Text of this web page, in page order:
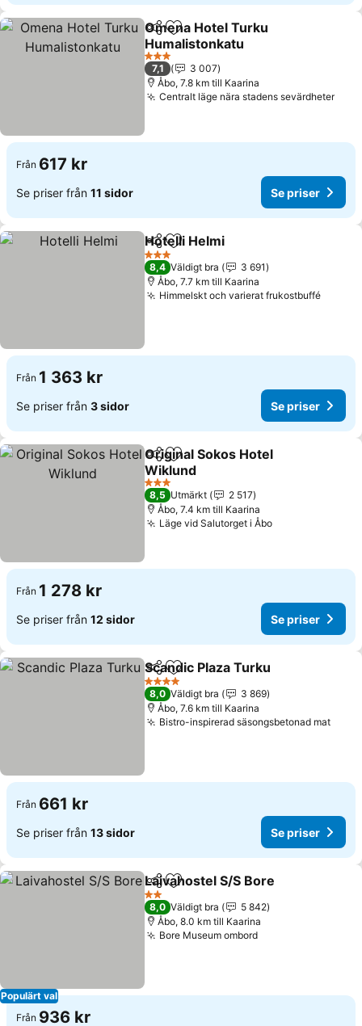
Dela Lägg till i Mina Favoriter
Omena Hotel Turku
Humalistonkatu
Se priser
3 Stjärnor
7,1
3 007
Åbo, 7.8 km till Kaarina
Centralt läge nära stadens sevärdheterSe
Från 617 kr
Se priser från 11 sidor Se priser
Dela Lägg till i Mina Favoriter
Hotelli Helmi
3 Stjärnor
8,4 Väldigt bra
3 691
Åbo, 7.7 km till Kaarina
Himmelskt och varierat frukostbufféSe
Från 1 363 kr
Se priser från 3 sidor Se priser
Dela Lägg till i Mina Favoriter
Original Sokos Hotel
Wiklund
Se priser
3 Stjärnor
8,5 Utmärkt
2 517
Åbo, 7.4 km till Kaarina
Läge vid Salutorget i ÅboSe priser
Från 1 278 kr
Se priser från 12 sidor Se priser
Dela Lägg till i Mina Favoriter
Scandic Plaza Turku
4 Stjärnor
8,0 Väldigt bra
3 869
Åbo, 7.6 km till Kaarina
Bistro-inspirerad säsongsbetonad matSe
Från 661 kr
Se priser från 13 sidor Se priser
Populärt val
Dela Lägg till i Mina Favoriter
Laivahostel S/S Bore
2 Stjärnor
8,0 Väldigt bra
5 842
Åbo, 8.0 km till Kaarina
Bore Museum ombordSe priser
Från 936 kr